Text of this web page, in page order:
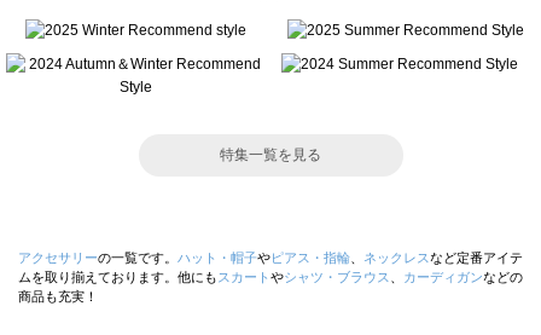
特集一覧を見る
アクセサリーの一覧です。 ハット・帽子やピアス・指輪 ネックレスなど定番アイテ
ムを取り揃えております。他にも スカート やシャツ・ブラウス カーディガンなどの
商品も充実！